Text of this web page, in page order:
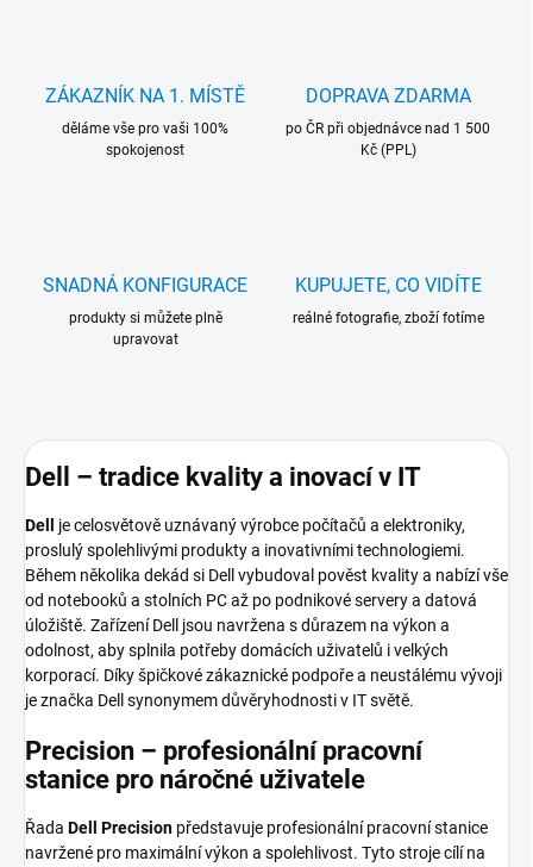
ZÁKAZNÍK NA 1. MÍSTĚ
děláme vše pro vaši 100%
spokojenost
DOPRAVA ZDARMA
po ČR při objednávce nad 1 500
Kč (PPL)
SNADNÁ KONFIGURACE
produkty si můžete plně
upravovat
KUPUJETE, CO VIDÍTE
reálné fotografie, zboží fotíme
Dell – tradice kvality a inovací v IT
Dell
je celosvětově uznávaný výrobce počítačů a elektroniky,
proslulý spolehlivými produkty a inovativními technologiemi.
Během několika dekád si Dell vybudoval pověst kvality a nabízí vše
od notebooků a stolních PC až po podnikové servery a datová
úložiště. Zařízení Dell jsou navržena s důrazem na výkon a
odolnost, aby splnila potřeby domácích uživatelů i velkých
korporací. Díky špičkové zákaznické podpoře a neustálému vývoji
je značka Dell synonymem důvěryhodnosti v IT světě.
Precision – profesionální pracovní
stanice pro náročné uživatele
Řada Dell Precision představuje profesionální pracovní stanice
navržené pro maximální výkon a spolehlivost. Tyto stroje cílí na